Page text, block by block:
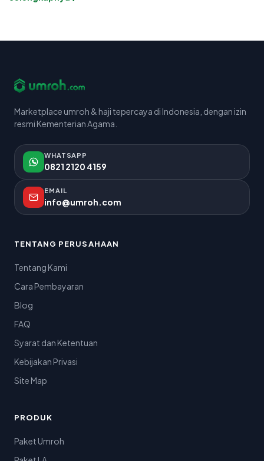
Marketplace umroh & haji tepercaya di Indonesia, dengan izin
resmi Kementerian Agama.
WHATSAPP
0821 2120 4159
EMAIL
info@umroh.com
TENTANG PERUSAHAAN
Tentang Kami
Cara Pembayaran
Blog
FAQ
Syarat dan Ketentuan
Kebijakan Privasi
Site Map
PRODUK
Paket Umroh